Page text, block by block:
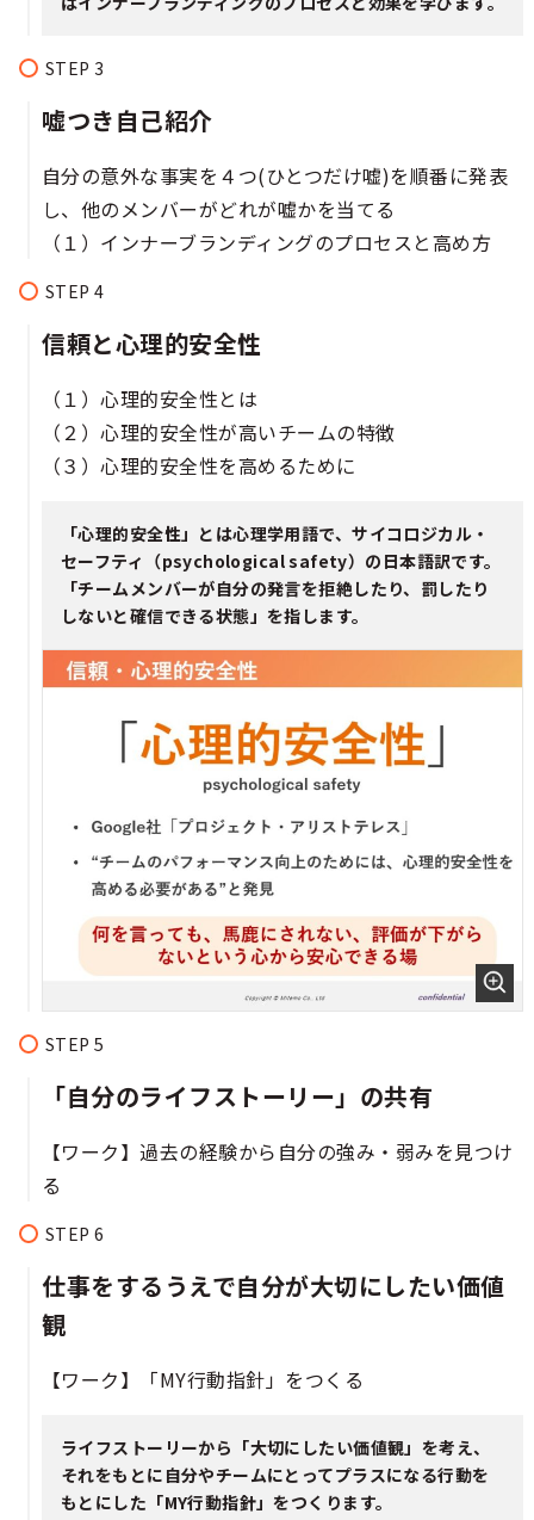
嘘つき自己紹介​​​​​​​
自分の意外な事実を４つ(ひとつだけ嘘)を順番に発表
し、他のメンバーがどれが嘘かを当てる
（１）インナーブランディングのプロセスと高め方
信頼と心理的安全性​​​​
（１）心理的安全性とは​​​
（２）心理的安全性が高いチームの特徴​​​
（３）心理的安全性を高めるために​​​​
「心理的安全性」とは心理学用語で、サイコロジカル・
セーフティ（psychological safety）の日本語訳です。
「チームメンバーが自分の発言を拒絶したり、罰したり
しないと確信できる状態」を指します。
「自分のライフストーリー」の共有​​​​​​​​
【ワーク】過去の経験から自分の強み・弱みを見つけ
る​​
仕事をするうえで自分が大切にしたい価値
観​​​​​​​​​
【ワーク】「MY行動指針」をつくる​​​
ライフストーリーから「大切にしたい価値観」を考え、
それをもとに自分やチームにとってプラスになる行動を
もとにした「MY行動指針」をつくります。